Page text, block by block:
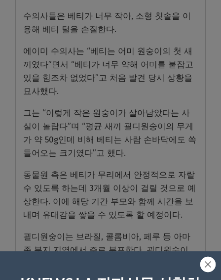
수의사들은 베티가 너무 작아, 소형 칫솔을 이
용해 베티 털을 손질한다.
에이미 수의사는 “베티는 어미 원숭이의 첫 새
끼였다”면서 “베티가 너무 약해 어미를 붙잡고
있을 힘조차 없었다”고 처음 발견 당시 상황을
묘사했다.
그는 “이렇게 작은 원숭이가 살아남았다는 사
실이 놀랍다”며 “평균 새끼 괼디원숭이의 무게
가 약 50g인데 비해 베티는 사람 손바닥에도 쏙
들어오는 크기였다”고 했다.
동물원 측은 베티가 무리에서 안정적으로 자랄
수 있도록 하는데 3개월 이상이 걸릴 것으로 예
상한다. 이에 해당 기간 부모와 함께 시간을 보
내며 유대감을 쌓을 수 있도록 할 예정이다.
괼디원숭이는 브라질, 콜롬비아, 페루 등 아마
존 분지 지역에서 주로 분포한다. 괼디원숭이
도이며, 평균 수명은 약 10년으로 알려졌다.